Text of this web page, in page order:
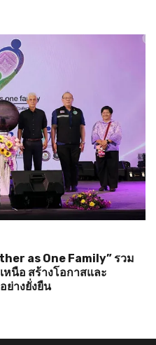
as One Family” รวม
หนือ สร้างโอกาสและ
างยั่งยืน